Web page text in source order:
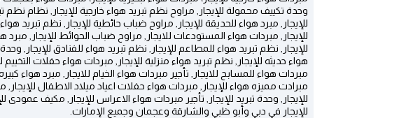
وحدة تكييف محمولة للإيجار, مراوح نظم تبريد هواء خارجية للإيجار, نظام نظم
للإيجار, مبرد هواء للحديقة للإيجار, مراوح ضباب حائطية للإيجار, نظم تبريد
للإيجار, مبردات هواء المستودعات للايجار, مراوح ضباب الحوائط للإيجار,
للإيجار, نظم تبريد هواء للمطاعم للإيجار, نظم تبريد هواء للفنادق للإيجار,
هواء حديثه للإيجار, نظم تبريد هواء منزلية للإيجار, مبردات هواء حفلات التخييم
مبردات هواء للمسابح للايجار, تأجير مبردات هواء الخيام للايجار, مبرد هواء
مبرادت مميزه هواء للإيجار, مبردات هواء حفلات اعياد ميلاد الاطفال
للإيجار, وحدة تبريد للإيجار, تأجير مبردات هواء الاعراس للإيجار, مكيف عمودى
للإيجار في دبي وأبو ظبي والشارقة وعجمان وجميع الإمارات.